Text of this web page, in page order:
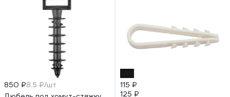
850 ₽8.5 ₽/шт
115 ₽
125 ₽